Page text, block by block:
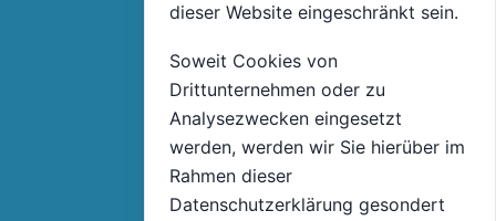
dieser Website eingeschränkt sein.
Soweit Cookies von
Drittunternehmen oder zu
Analysezwecken eingesetzt
werden, werden wir Sie hierüber im
Rahmen dieser
Datenschutzerklärung gesondert